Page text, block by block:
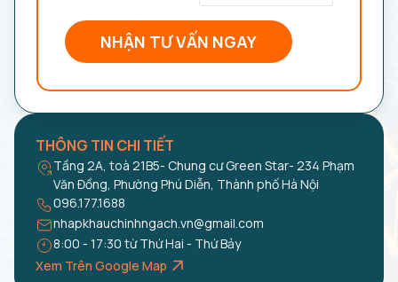
THÔNG TIN CHI TIẾT
Tầng 2A, toà 21B5- Chung cư Green Star- 234 Phạm
Văn Đồng, Phường Phú Diễn, Thành phố Hà Nội
096.177.1688
nhapkhauchinhngach.vn@gmail.com
8:00 - 17:30 từ Thứ Hai - Thứ Bảy
Xem Trên Google Map
NHẬN TƯ VẤN NGAY